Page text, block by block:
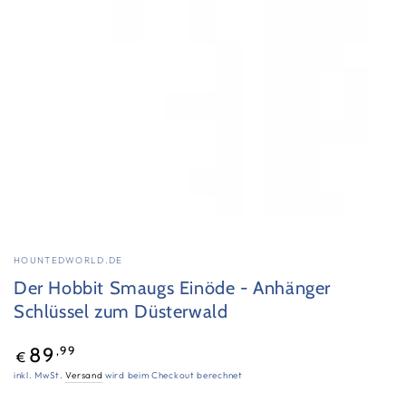
HOUNTEDWORLD.DE
Der Hobbit Smaugs Einöde - Anhänger
Schlüssel zum Düsterwald
Regulärer
Preis
€ 89 ,99
inkl. MwSt.Versand wird beim Checkout berechnet